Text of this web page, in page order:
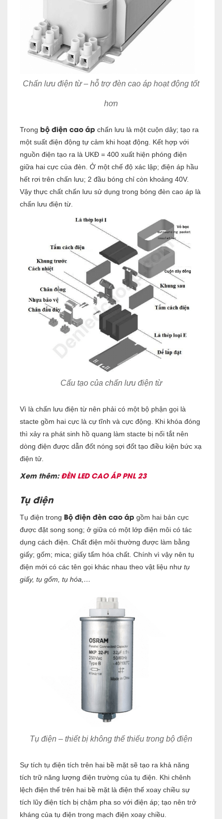
Chấn lưu điện từ – hỗ trợ đèn cao áp hoạt động tốt
hơn
Trong bộ điện cao áp chấn lưu là một cuộn dây; tạo ra
một suất điện động tự cảm khi hoạt động. Kết hợp với
nguồn điện tạo ra là UKĐ = 400 xuất hiện phóng điện
giữa hai cực của đèn. Ở một chế độ xác lập; điện áp hầu
hết rơi trên chấn lưu; 2 đầu bóng chỉ còn khoảng 40V.
Vậy thực chất chấn lưu sử dụng trong bóng đèn cao áp là
chấn lưu điện từ.
Cấu tạo của chấn lưu điện từ
Vì là chấn lưu điện từ nên phải có một bộ phận gọi là
stacte gồm hai cực là cự tĩnh và cực động. Khi khóa đóng
thì xảy ra phát sinh hồ quang làm stacte bị nối tắt nên
dòng điện được dẫn đốt nóng sợi đốt tạo điều kiện bức xạ
điện tử.
Xem thêm:ĐÈN LED CAO ÁP PNL 23
Tụ điện
Tụ điện trong Bộ điện đèn cao áp gồm hai bản cực
được đặt song song; ở giữa có một lớp điện môi có tác
dụng cách điện. Chất điện môi thường được làm bằng
giấy; gốm; mica; giấy tẩm hóa chất. Chính vì vậy nên tụ
điện mới có các tên gọi khác nhau theo vật liệu như tụ
giấy, tụ gốm, tụ hóa,…
Tụ điện – thiết bị không thế thiếu trong bộ điện
Sự tích tụ điện tích trên hai bề mặt sẽ tạo ra khả năng
tích trữ năng lượng điện trường của tụ điện. Khi chênh
lệch điện thế trên hai bề mặt là điện thế xoay chiều sự
tích lũy điện tích bị chậm pha so với điện áp; tạo nên trở
kháng của tụ điện trong mạch điện xoay chiều.